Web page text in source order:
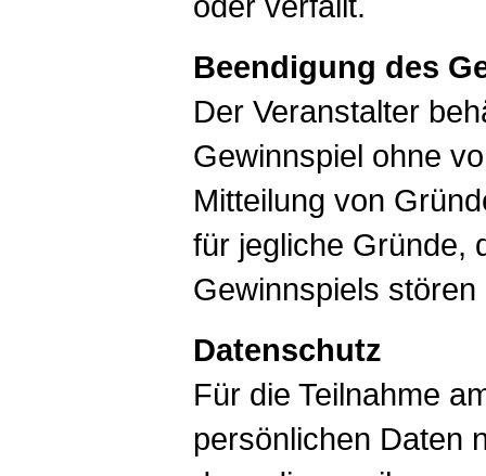
Beendigung des
Der Veranstalter
Gewinnspiel ohne
Mitteilung von
für jegliche Gründe,
Gewinnspiels
Datenschutz
Für die Teilnahme
persönlichen Daten